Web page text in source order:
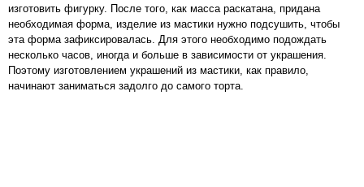
изготовить фигурку. После того, как масса раскатана, придана
необходимая форма, изделие из мастики нужно подсушить, чтобы
эта форма зафиксировалась. Для этого необходимо подождать
несколько часов, иногда и больше в зависимости от украшения.
Поэтому изготовлением украшений из мастики, как правило,
начинают заниматься задолго до самого торта.